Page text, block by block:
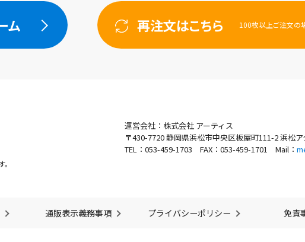
ム 再注文はこちら 100枚以上ご注文の
運営会社：株式会社 アーティス
〒430-7720静岡県浜松市中央区板屋町111-2 浜松
TEL：053-459-1703 FAX：053-459-1701 Mail：
通販表示義務事項 プライバシーポリシー 免責